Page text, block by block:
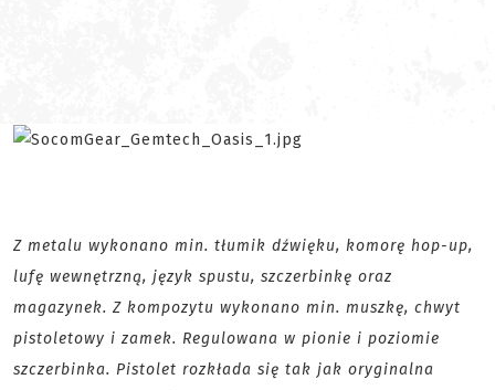
Z metalu wykonano min. tłumik dźwięku, komorę hop-up,
lufę wewnętrzną, język spustu, szczerbinkę oraz
magazynek. Z kompozytu wykonano min. muszkę, chwyt
pistoletowy i zamek. Regulowana w pionie i poziomie
szczerbinka. Pistolet rozkłada się tak jak oryginalna